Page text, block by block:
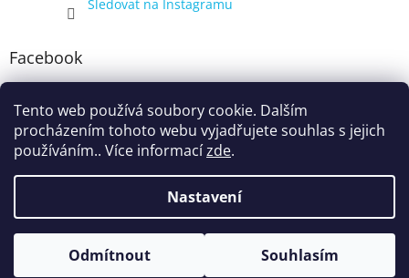
Tento web používá soubory cookie. Dalším
procházením tohoto webu vyjadřujete souhlas s jejich
používáním.. Více informacízde.
Nastavení
Odmítnout Souhlasím
Kompletní nabídka balíčků 4+1, zobrazená pouze registrovaným
Sledovat na Instagramu
Facebook
Vytvořil Shoptet
Copyright 2026ecigarka.cz . Všechna práva vyhrazena.